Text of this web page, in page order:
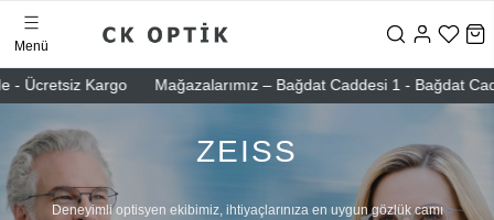
- Ücretsiz Kargo Mağazalarımız – Bağdat Caddesi 1 - Bağdat
Menü
ZEISS
Deneyimli optisyen ekibimiz, ihtiyaçlarınıza en uygun gözlük camı